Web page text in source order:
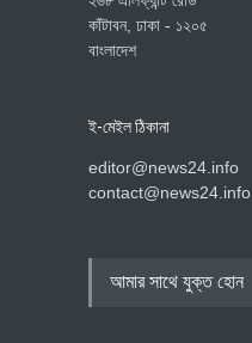
কাঁটাবন, ঢাকা - ১২০৫
বাংলাদেশ
ই-মেইল ঠিকানা
editor@news24.info
contact@news24.info
আমার সাথে যুক্ত হোন